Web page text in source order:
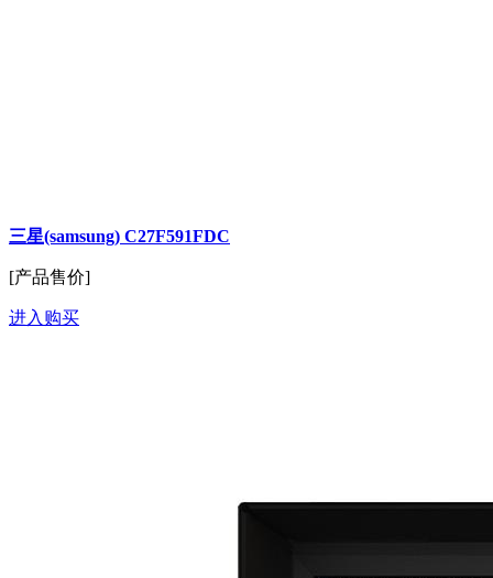
三星(samsung) C27F591FDC
[产品售价]
进入购买